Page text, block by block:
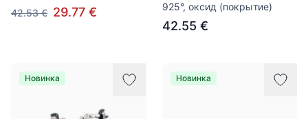
42.53 € 29.77 €
925°, оксид (покрытие)
42.55 €
Новинка Новинка